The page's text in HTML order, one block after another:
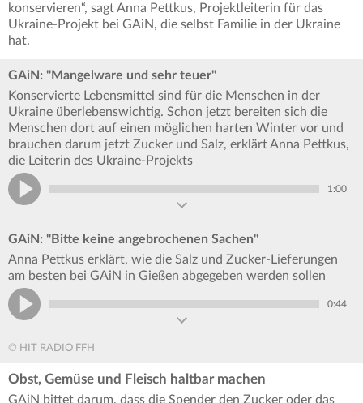
konservieren“, sagt Anna Pettkus, Projektleiterin für das
Ukraine-Projekt bei GAiN, die selbst Familie in der Ukraine
hat.
GAiN: "Mangelware und sehr teuer"
Konservierte Lebensmittel sind für die Menschen in der
Ukraine überlebenswichtig. Schon jetzt bereiten sich die
Menschen dort auf einen möglichen harten Winter vor und
brauchen darum jetzt Zucker und Salz, erklärt Anna Pettkus,
die Leiterin des Ukraine-Projekts
1:00
GAiN: "Bitte keine angebrochenen Sachen"
Anna Pettkus erklärt, wie die Salz und Zucker-Lieferungen
am besten bei GAiN in Gießen abgegeben werden sollen
0:44
© HIT RADIO FFH
Obst, Gemüse und Fleisch haltbar machen
GAiN bittet darum, dass die Spender den Zucker oder das